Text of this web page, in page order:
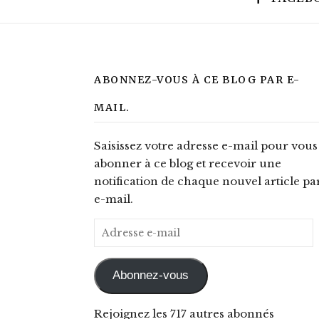
ABONNEZ-VOUS À CE BLOG PAR E-
MAIL.
Saisissez votre adresse e-mail pour vous
abonner à ce blog et recevoir une
notification de chaque nouvel article
e-mail.
Adresse e-mail
Abonnez-vous
Rejoignez les 717 autres abonnés